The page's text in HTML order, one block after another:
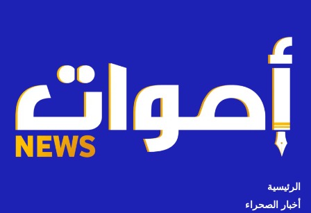
الرئيسية
أخبار الصحراء